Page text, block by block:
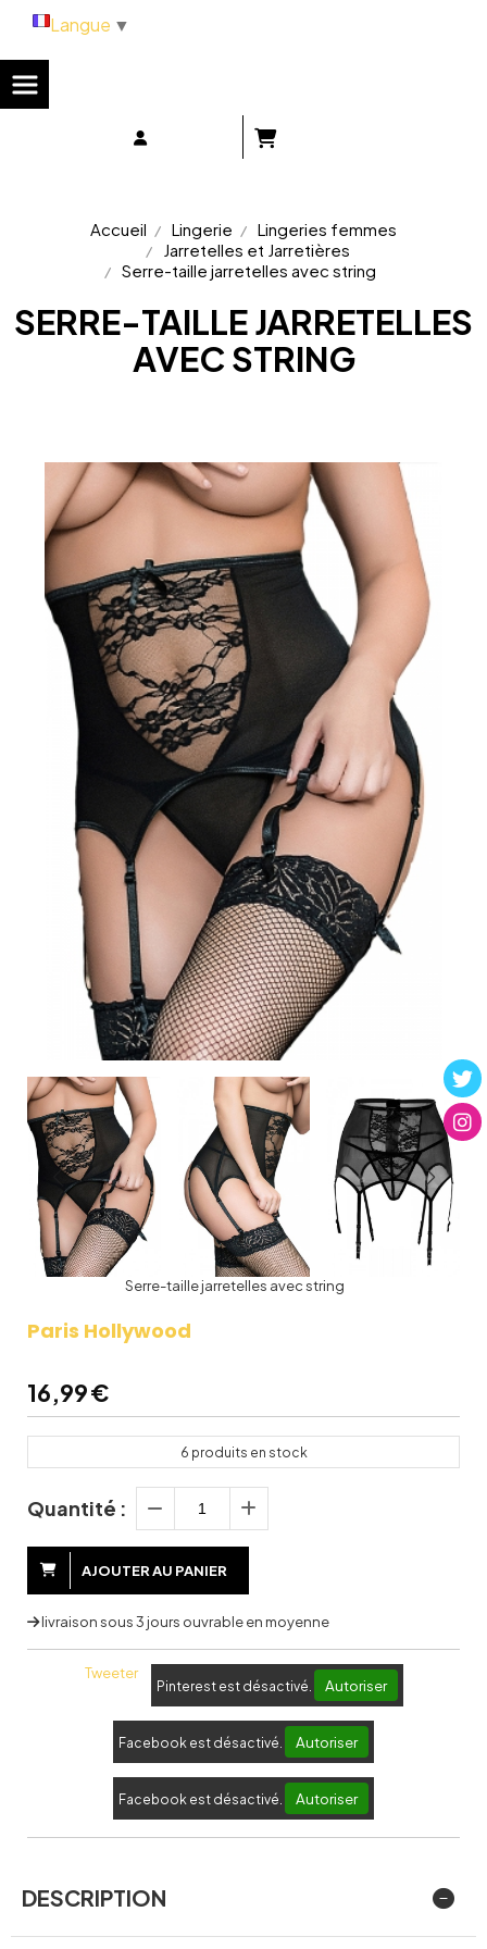
Accueil Lingerie
Lingeries femmes
Jarretelles et Jarretières
Serre-taille jarretelles avec string
SERRE-TAILLE JARRETELLES
AVEC STRING
Serre-taille jarretelles avec string
Paris Hollywood
16,99€
6 produits en stock
Quantité :
AJOUTER AU PANIER
livraison sous 3 jours ouvrable en moyenne
Tweeter
Pinterest est désactivé. Autoriser
Facebook est désactivé. Autoriser
Facebook est désactivé. Autoriser
DESCRIPTION
Langue ▼